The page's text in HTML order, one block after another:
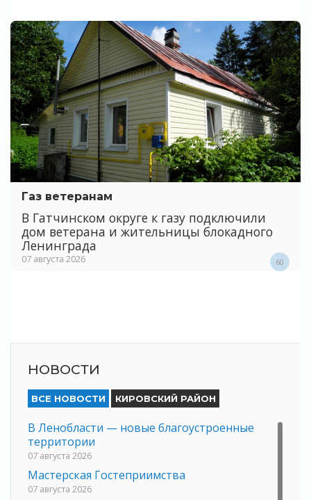
Газ ветеранам
В Гатчинском округе к газу подключили
дом ветерана и жительницы блокадного
Ленинграда
07 августа 2026 60
НОВОСТИ
ВСЕ НОВОСТИ КИРОВСКИЙ РАЙОН
В Ленобласти — новые благоустроенные
территории
07 августа 2026
Мастерская Гостеприимства
07 августа 2026